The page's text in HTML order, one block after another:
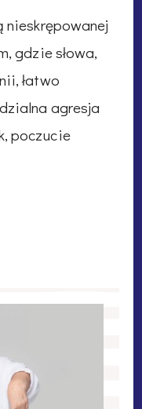
nieskrępowanej
gdzie słowa,
łatwo
agresja
poczucie